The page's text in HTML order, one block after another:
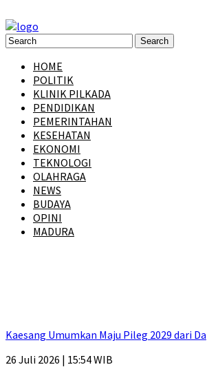
HOME
POLITIK
KLINIK PILKADA
PENDIDIKAN
PEMERINTAHAN
KESEHATAN
EKONOMI
TEKNOLOGI
OLAHRAGA
NEWS
BUDAYA
OPINI
MADURA
Kaesang Umumkan Maju Pileg 2029 dari
26 Juli 2026 | 15:54 WIB